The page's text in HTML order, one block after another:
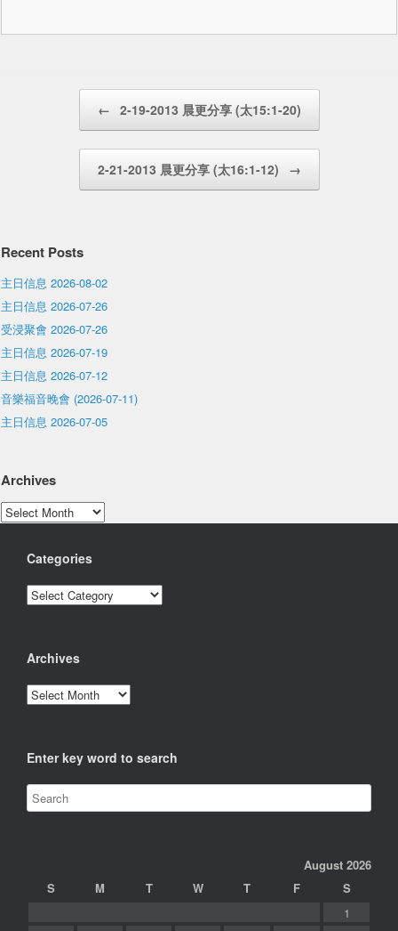
← 2-19-2013 晨更分享 (太15:1-20)
2-21-2013 晨更分享 (太16:1-12) →
Recent Posts
主日信息 2026-08-02
主日信息 2026-07-26
受浸聚會 2026-07-26
主日信息 2026-07-19
主日信息 2026-07-12
音樂福音晚會 (2026-07-11)
主日信息 2026-07-05
Archives
Archives
Categories
Categories
Archives
Archives
Enter key word to search
August 2026
S
M T W T F
S
1